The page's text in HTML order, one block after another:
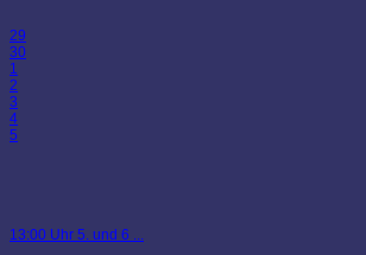
29
30
1
2
3
4
5
13:00 Uhr 5. und 6 ...